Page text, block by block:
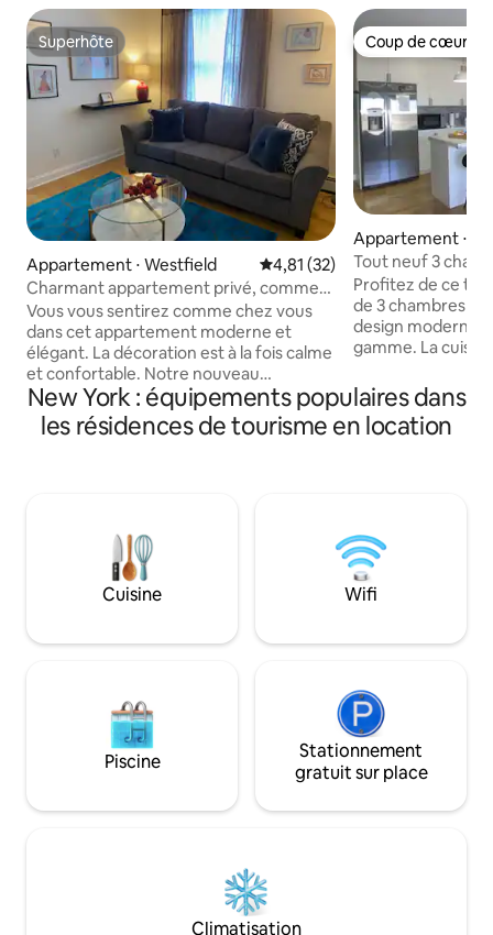
Superhôte
Superhôte
Appartement ⋅ Westfield Évaluation moyenne sur la
4,81 (32)
Charmant appartement privé, comme
chez soi, loin de chez soi
Vous vous sentirez comme chez vous
dans cet appartement moderne et
élégant. La décoration est à la fois calme
et confortable. Notre nouveau
logement Airbnb, situé dans le centre-
ville de Westfield, à proximité des
commerces, des transports et des
région. L'emplacement est parfait pour
ceux qui veulent découvrir la banlieue
américaine, mais ont un accès facile aux
plages de NJ Shore, ou aux options
région métropolitaine de New York.
Coup de cœur
Coup de cœur
Appartement ⋅
Tout neuf 3
près de NYC |
et sèche-linge
Profitez de ce
de 3 chambres et
design moderne
gamme. La cuisine entièrement équipée
acier inoxydable
idéal pour des
toute simplicité.
l'appartement
quotidienne. Parfait pour les familles, les
groupes ou les
séjournent à
New York : équipements populaires dans
les résidences de tourisme en location
Cuisine Wifi
Piscine
Stationnement
gratuit sur place
Climatisation